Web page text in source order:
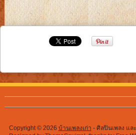
Copyright © 2026 บ้านเพลงเก่า - ศิลปินเพลง แล